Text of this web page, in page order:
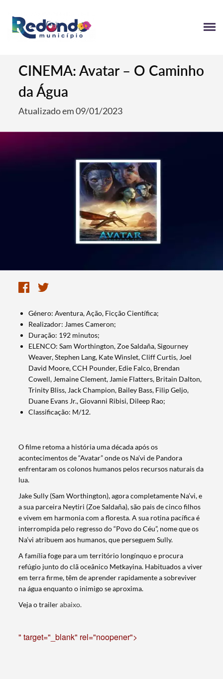
CINEMA: Avatar – O Caminho
da Água
Atualizado em 09/01/2023
Género: Aventura, Ação, Ficção Científica;
Realizador: James Cameron;
Duração: 192 minutos;
ELENCO: Sam Worthington, Zoe Saldaña, Sigourney
Weaver, Stephen Lang, Kate Winslet, Cliff Curtis, Joel
David Moore, CCH Pounder, Edie Falco, Brendan
Cowell, Jemaine Clement, Jamie Flatters, Britain Dalton,
Trinity Bliss, Jack Champion, Bailey Bass, Filip Geljo,
Duane Evans Jr., Giovanni Ribisi, Dileep Rao;
Classificação: M/12.
O filme retoma a história uma década após os
acontecimentos de “Avatar” onde os Na’vi de Pandora
enfrentaram os colonos humanos pelos recursos naturais da
lua.
Jake Sully (Sam Worthington), agora completamente Na’vi, e
a sua parceira Neytiri (Zoe Saldaña), são pais de cinco filhos
e vivem em harmonia com a floresta. A sua rotina pacífica é
interrompida pelo regresso do “Povo do Céu”, nome que os
Na’vi atribuem aos humanos, que perseguem Sully.
A família foge para um território longínquo e procura
refúgio junto do clã oceânico Metkayina. Habituados a viver
em terra firme, têm de aprender rapidamente a sobreviver
na água enquanto o inimigo se aproxima.
Veja o trailer abaixo.
" target="_blank" rel="noopener">